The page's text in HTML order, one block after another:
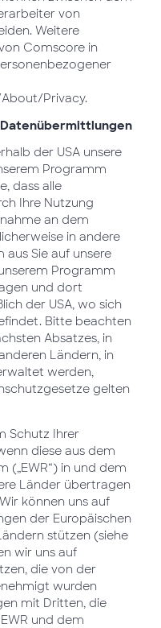
von
Weitere
Comscore in
Privacy.
der USA unsere
Programm
dass alle
Ihre Nutzung
an dem
in andere
aus Sie auf unsere
Programm
und dort
der USA, wo sich
Bitte beachten
Absatzes, in
Ländern, in
werden,
gelten
Schutz Ihrer
diese aus dem
(„EWR“) in und dem
Länder übertragen
können uns auf
der Europäischen
stützen (siehe
wir uns auf
die von der
wurden
mit Dritten, die
und dem